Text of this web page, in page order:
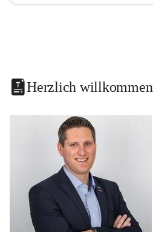
Herzlich willkommen